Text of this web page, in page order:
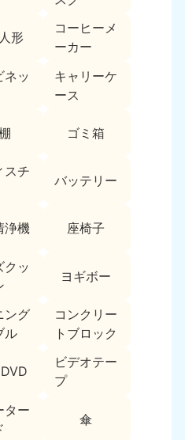
形
コーヒーメ
ーカー
ネッ
キャリーケ
ース
ゴミ箱
スチ
バッテリー
浄機 座椅子
クッ
ヨギボー
ング
ル
コンクリー
トブロック
ビデオテー
プ
ター
傘
東
050-1881-5264
9:00〜19:00 年中無休
050-1881-5269
岐阜県